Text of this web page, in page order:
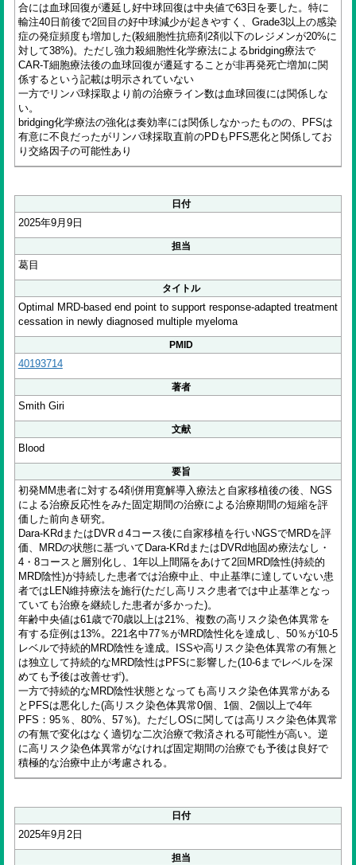
合には血球回復が遷延し好中球回復は中央値で63日を要した。特に
輸注40日前後で2回目の好中球減少が起きやすく、Grade3以上の感染
症の発症頻度も増加した(殺細胞性抗癌剤2剤以下のレジメンが20%に
対して38%)。ただし強力殺細胞性化学療法によるbridging療法で
CAR-T細胞療法後の血球回復が遷延することが非再発死亡増加に関
係するという記載は明示されていない
一方でリンパ球採取より前の治療ライン数は血球回復には関係しな
い。
bridging化学療法の強化は奏効率には関係しなかったものの、PFSは
有意に不良だったがリンパ球採取直前のPDもPFS悪化と関係してお
り交絡因子の可能性あり
日付
2025年9月9日
担当
葛目
タイトル
Optimal MRD-based end point to support response-adapted treatment
cessation in newly diagnosed multiple myeloma
PMID
40193714
著者
Smith Giri
文献
Blood
要旨
初発MM患者に対する4剤併用寛解導入療法と自家移植後の後、NGS
による治療反応性をみた固定期間の治療による治療期間の短縮を評
価した前向き研究。
Dara-KRdまたはDVRｄ4コース後に自家移植を行いNGSでMRDを評
価、MRDの状態に基づいてDara-KRdまたはDVRd地固め療法なし・
4・8コースと層別化し、1年以上間隔をあけて2回MRD陰性(持続的
MRD陰性)が持続した患者では治療中止、中止基準に達していない患
者ではLEN維持療法を施行(ただし高リスク患者では中止基準となっ
ていても治療を継続した患者が多かった)。
年齢中央値は61歳で70歳以上は21%、複数の高リスク染色体異常を
有する症例は13%。221名中77％がMRD陰性化を達成し、50％が10-5
レベルで持続的MRD陰性を達成。ISSや高リスク染色体異常の有無と
は独立して持続的なMRD陰性はPFSに影響した(10-6までレベルを深
めても予後は改善せず)。
一方で持続的なMRD陰性状態となっても高リスク染色体異常がある
とPFSは悪化した(高リスク染色体異常0個、1個、2個以上で4年
PFS：95％、80%、57％)。ただしOSに関しては高リスク染色体異常
の有無で変化はなく適切な二次治療で救済される可能性が高い。逆
に高リスク染色体異常がなければ固定期間の治療でも予後は良好で
積極的な治療中止が考慮される。
日付
2025年9月2日
担当